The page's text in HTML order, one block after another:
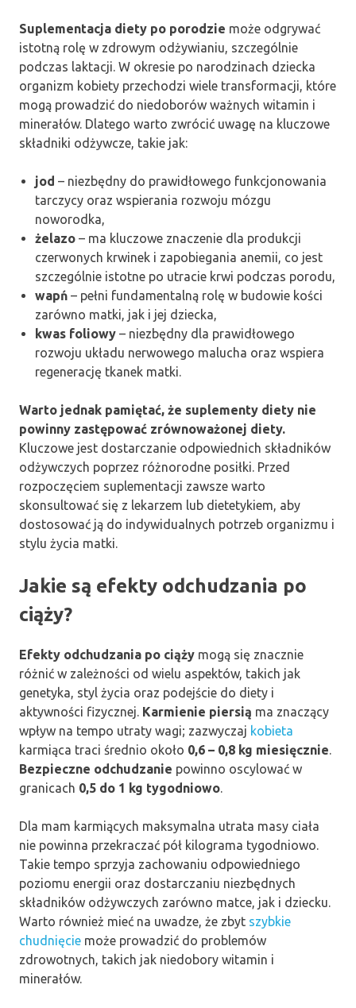
Suplementacja diety po porodzie może odgrywać
istotną rolę w zdrowym odżywianiu, szczególnie
podczas laktacji. W okresie po narodzinach dziecka
organizm kobiety przechodzi wiele transformacji, które
mogą prowadzić do niedoborów ważnych witamin i
minerałów. Dlatego warto zwrócić uwagę na kluczowe
składniki odżywcze, takie jak:
jod – niezbędny do prawidłowego funkcjonowania
tarczycy oraz wspierania rozwoju mózgu
noworodka,
żelazo – ma kluczowe znaczenie dla produkcji
czerwonych krwinek i zapobiegania anemii, co jest
szczególnie istotne po utracie krwi podczas porodu,
wapń – pełni fundamentalną rolę w budowie kości
zarówno matki, jak i jej dziecka,
kwas foliowy – niezbędny dla prawidłowego
rozwoju układu nerwowego malucha oraz wspiera
regenerację tkanek matki.
Warto jednak pamiętać, że suplementy diety nie
powinny zastępować zrównoważonej diety.
Kluczowe jest dostarczanie odpowiednich składników
odżywczych poprzez różnorodne posiłki. Przed
rozpoczęciem suplementacji zawsze warto
skonsultować się z lekarzem lub dietetykiem, aby
dostosować ją do indywidualnych potrzeb organizmu i
stylu życia matki.
Jakie są efekty odchudzania po
ciąży?
Efekty odchudzania po ciąży mogą się znacznie
różnić w zależności od wielu aspektów, takich jak
genetyka, styl życia oraz podejście do diety i
aktywności fizycznej. Karmienie piersią ma znaczący
wpływ na tempo utraty wagi; zazwyczaj kobieta
karmiąca traci średnio około 0,6 – 0,8 kg miesięcznie.
Bezpieczne odchudzanie powinno oscylować w
granicach 0,5 do 1 kg tygodniowo.
Dla mam karmiących maksymalna utrata masy ciała
nie powinna przekraczać pół kilograma tygodniowo.
Takie tempo sprzyja zachowaniu odpowiedniego
poziomu energii oraz dostarczaniu niezbędnych
składników odżywczych zarówno matce, jak i dziecku.
Warto również mieć na uwadze, że zbyt szybkie
chudnięcie może prowadzić do problemów
zdrowotnych, takich jak niedobory witamin i
minerałów.